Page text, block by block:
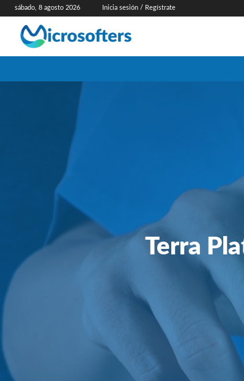
sábado, 8 agosto 2026 Inicia sesión / Regístrate
Terra